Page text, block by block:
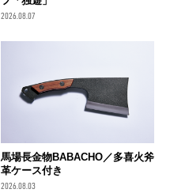
2026.08.07
馬場長金物BABACHO／多喜火斧
革ケース付き
2026.08.03